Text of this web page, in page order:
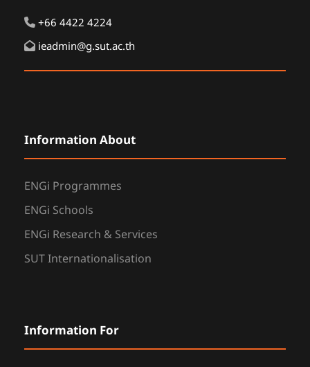
+66 4422 4224
ieadmin@g.sut.ac.th
Information About
ENGi Programmes
ENGi Schools
ENGi Research & Services
SUT Internationalisation
Information For